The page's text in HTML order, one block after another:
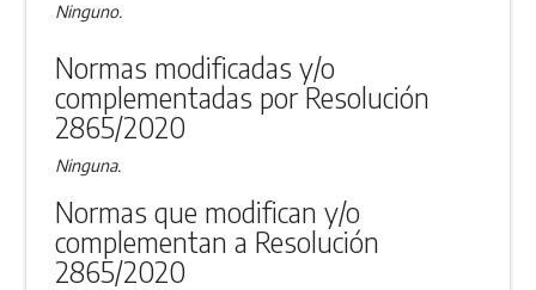
Ninguno.
Normas modificadas y/o
complementadas por Resolución
2865/2020
Ninguna.
Normas que modifican y/o
complementan a Resolución
2865/2020